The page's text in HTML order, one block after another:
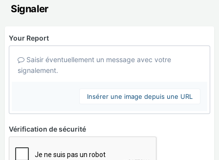
Signaler
Your Report
Saisir éventuellement un message avec votre
signalement.
Insérer une image depuis une URL
Vérification de sécurité